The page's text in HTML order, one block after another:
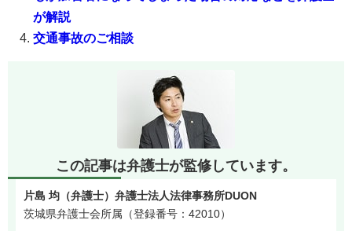
が解説
交通事故のご相談
この記事は弁護士が監修しています。
片島 均（弁護士）弁護士法人法律事務所DUON
茨城県弁護士会所属（登録番号：42010）